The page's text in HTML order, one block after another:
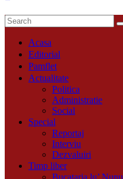
Acasa
Editorial
Pamflet
Actualitate
Politica
Administratie
Social
Special
Reportaj
Interviu
Dezvaluiri
Timp liber
Bucataria lu’ Nunu